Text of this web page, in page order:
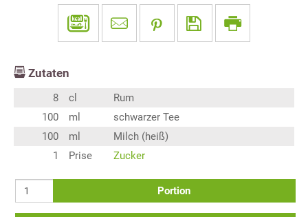
Zutaten
8 cl
Rum
100
ml
schwarzer Tee
100
ml
Milch (heiß)
1
Prise Zucker
Portion